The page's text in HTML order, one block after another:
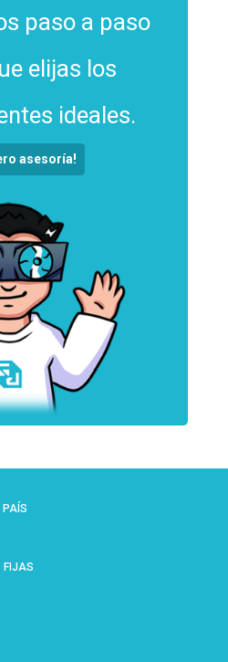
paso a paso
elijas los
ideales.
asesoría!
PAÍS
FIJAS